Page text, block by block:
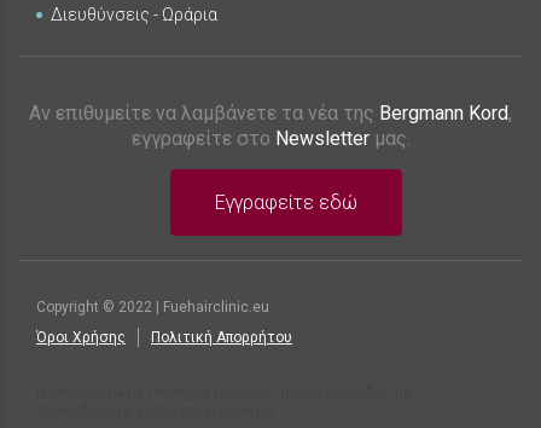
Διευθύνσεις - Ωράρια
Αν επιθυμείτε να λαμβάνετε τα νέα της Bergmann Kord,
εγγραφείτε στο Newsletterμας.
Εγγραφείτε εδώ
Copyright © 2022 | Fuehairclinic.eu
Όροι Χρήσης
Πολιτική Απορρήτου